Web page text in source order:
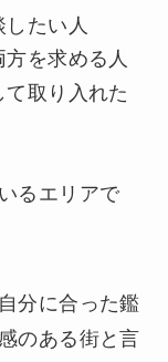
たい人
を求める人
取り入れた
るエリアで
分に合った鑑
のある街と言